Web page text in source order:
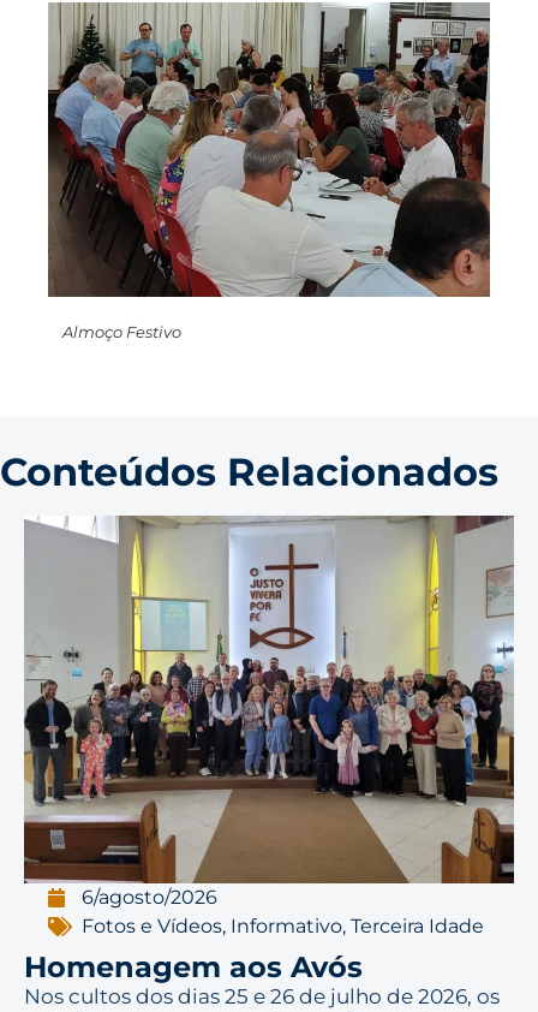
Almoço Festivo
Conteúdos Relacionados
6/agosto/2026
Fotos e Vídeos, Informativo,Terceira Idade
Homenagem aos Avós
Nos cultos dos dias 25 e 26 de julho de 2026, os